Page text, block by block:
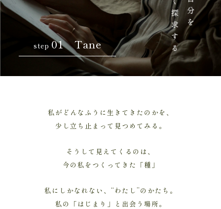
step 01 Tane
私がどんなふうに生きてきたのかを、
少し立ち止まって見つめてみる。
そうして見えてくるのは、
今の私をつくってきた「種」
私にしかなれない、“わたし”のかたち。
私の「はじまり」と出会う場所。